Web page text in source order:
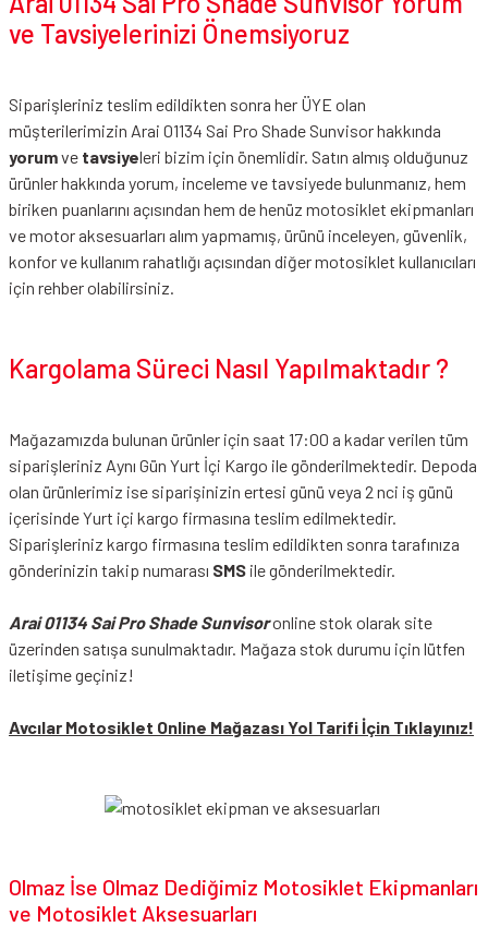
ve Tavsiyelerinizi Önemsiyoruz
Siparişleriniz teslim edildikten sonra her ÜYE olan
müşterilerimizin Arai 01134 Sai Pro Shade Sunvisor hakkında
yorumve tavsiyeleri bizim için önemlidir. Satın almış olduğunuz
ürünler hakkında yorum, inceleme ve tavsiyede bulunmanız, hem
biriken puanlarını açısından hem de henüz motosiklet ekipmanları
ve motor aksesuarları alım yapmamış, ürünü inceleyen, güvenlik,
konfor ve kullanım rahatlığı açısından diğer motosiklet kullanıcıları
için rehber olabilirsiniz.
Kargolama Süreci Nasıl Yapılmaktadır ?
Mağazamızda bulunan ürünler için saat 17:00 a kadar verilen tüm
siparişleriniz Aynı Gün Yurt İçi Kargo ile gönderilmektedir. Depoda
olan ürünlerimiz ise siparişinizin ertesi günü veya 2 nci iş günü
içerisinde Yurt içi kargo firmasına teslim edilmektedir.
Siparişleriniz kargo firmasına teslim edildikten sonra tarafınıza
gönderinizin takip numarası SMS ile gönderilmektedir.
Arai 01134 Sai Pro Shade Sunvisoronline stok olarak site
üzerinden satışa sunulmaktadır. Mağaza stok durumu için lütfen
iletişime geçiniz!
Avcılar Motosiklet Online Mağazası Yol Tarifi İçin Tıklayınız!
Olmaz İse Olmaz Dediğimiz Motosiklet Ekipmanları
ve Motosiklet Aksesuarları